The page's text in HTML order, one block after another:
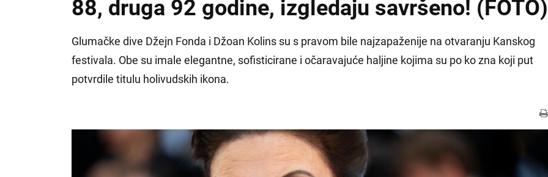
88, druga 92 godine, izgledaju savršeno! (FOTO)
Glumačke dive Džejn Fonda i Džoan Kolins su s pravom bile najzapaženije na otvaranju Kanskog
festivala. Obe su imale elegantne, sofisticirane i očaravajuće haljine kojima su po ko zna koji put
potvrdile titulu holivudskih ikona.